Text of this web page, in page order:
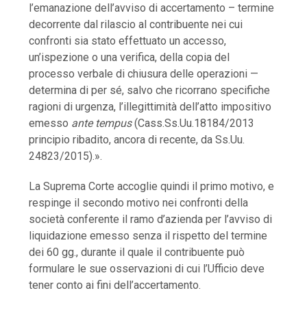
l’emanazione dell’avviso di accertamento – termine
decorrente dal rilascio al contribuente nei cui
confronti sia stato effettuato un accesso,
un’ispezione o una verifica, della copia del
processo verbale di chiusura delle operazioni —
determina di per sé, salvo che ricorrano specifiche
ragioni di urgenza, l’illegittimità dell’atto impositivo
emesso ante tempus(Cass.Ss.Uu.18184/2013
principio ribadito, ancora di recente, da Ss.Uu.
24823/2015).».
La Suprema Corte accoglie quindi il primo motivo, e
respinge il secondo motivo nei confronti della
società conferente il ramo d’azienda per l’avviso di
liquidazione emesso senza il rispetto del termine
dei 60 gg., durante il quale il contribuente può
formulare le sue osservazioni di cui l’Ufficio deve
tener conto ai fini dell’accertamento.